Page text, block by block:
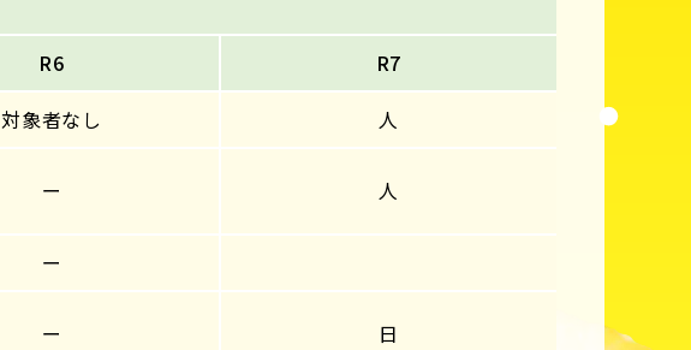
R6
R7
対象者なし
人
ー 人
ー
ー 日